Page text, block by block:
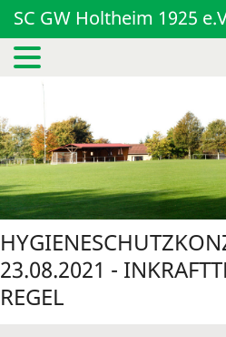
SC GW Holtheim 1925
23.08.2021 -
REGEL